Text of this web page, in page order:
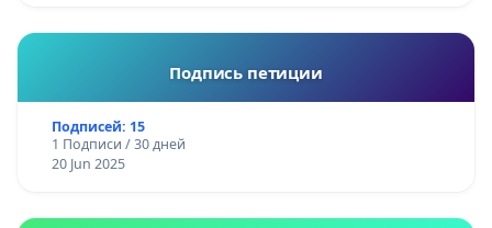
Подпись петиции
Подписей: 15
1 Подписи / 30 дней
20 Jun 2025